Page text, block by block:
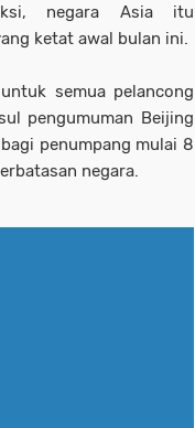
negara Asia itu
ketat awal bulan ini.
semua pelancong
pengumuman Beijing
penumpang mulai 8
negara.